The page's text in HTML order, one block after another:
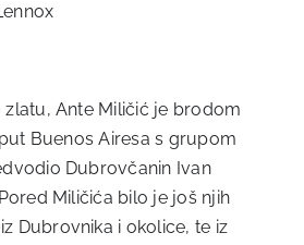
Ante Miličić je brodom
put Buenos Airesa s grupom
Dubrovčanin Ivan
Miličića bilo je još njih
Dubrovnika i okolice, te iz